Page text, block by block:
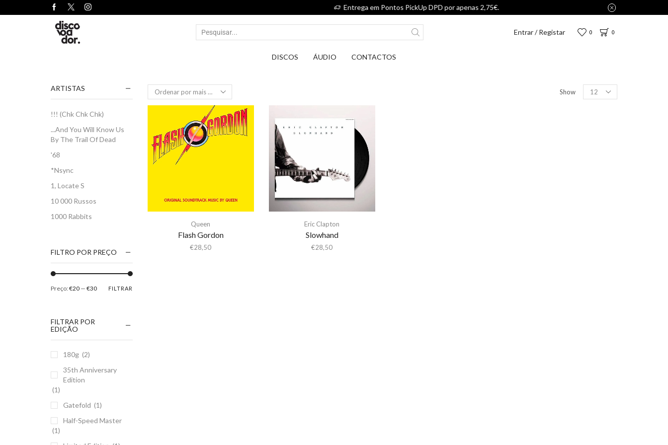
Entrega em Pontos PickUp DPD por apenas 2,75€.
Entrar / Registar 0 0
DISCOS ÁUDIO CONTACTOS
Show
Queen
Flash Gordon
€28,50
Eric Clapton
Slowhand
€28,50
ARTISTAS
!!! (Chk Chk Chk)
...And You Will Know Us
By The Trail Of Dead
'68
*Nsync
1, Locate S
10 000 Russos
1000 Rabbits
5 Seconds Of Summer
50 Foot Wave
65daysofstatic
7038634357
81355
90 Day Men
A
A Giant Dog
A Place to Bury
Strangers
A Song For You
A Tribe Called Quest
FILTRO POR PREÇO
FILTRAR
Preço:€20 — €30
FILTRAR POR
EDIÇÃO
180g (2)
35th Anniversary
Edition
(1)
Gatefold (1)
Half-Speed Master
(1)